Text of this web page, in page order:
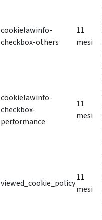
cookielawinfo-
checkbox-others
11
mesi
cookielawinfo-
checkbox-
performance
11
mesi
viewed_cookie_policy
11
mesi